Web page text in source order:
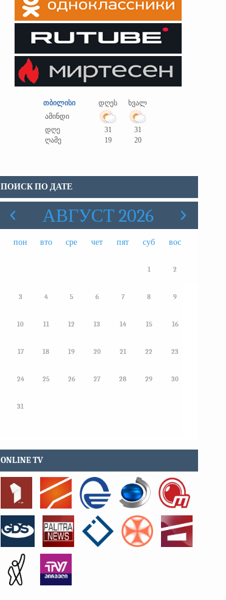
თბილისი დღეს
ხვალ
ამინდი
დღე
31
31
ღამე
19 20
ПОИСК ПО ДАТЕ
АВГУСТ 2026
пон вто сре чет пят суб вос
1 2
3 4 5 6 7 8 9
10 11 12 13 14 15 16
17 18 19 20 21 22 23
24 25 26 27 28 29 30
31
ONLINE TV